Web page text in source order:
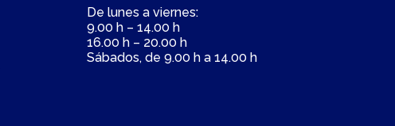
De lunes a viernes:
9.00 h – 14.00 h
16.00 h – 20.00 h
Sábados, de 9.00 h a 14.00 h